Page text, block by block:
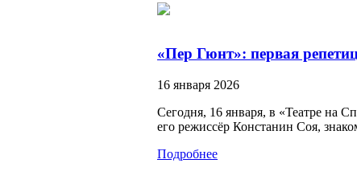
«Пер Гюнт»: первая
16 января 2026
Сегодня, 16 января, в «Театре на
его режиссёр Констанин Соя,
Подробнее